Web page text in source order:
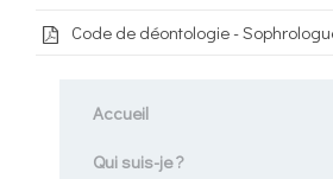
Code de déontologie -
Accueil
Qui suis-je ?